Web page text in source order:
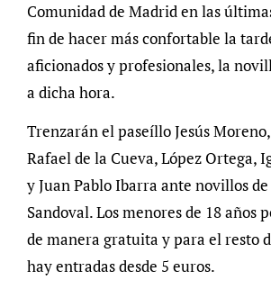
Comunidad de Madrid en las
fin de hacer más confortable la
aficionados y profesionales, la
a dicha hora.
Trenzarán el paseíllo Jesús
Rafael de la Cueva, López Ortega,
y Juan Pablo Ibarra ante novillos
Sandoval. Los menores de 18 años
de manera gratuita y para el resto
hay entradas desde 5 euros.